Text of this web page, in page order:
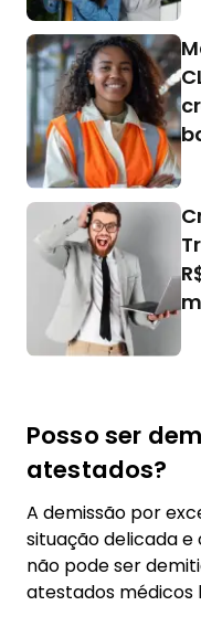
Posso ser
atestados?
A demissão por
situação delicada
não pode ser
atestados médicos